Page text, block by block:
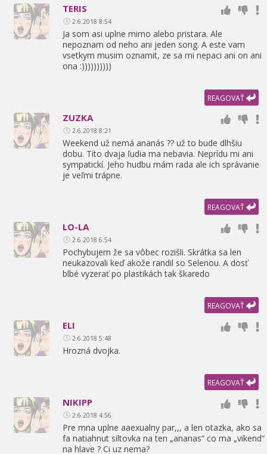
TERIS
2.6.2018 8:54
Ja som asi uplne mimo alebo pristara. Ale
nepoznam od neho ani jeden song. A este vam
vsetkym musim oznamit, ze sa mi nepaci ani on ani
ona :))))))))))
REAGOVAŤ
ZUZKA
2.6.2018 8:21
Weekend už nemá ananás ?? už to bude dlhšiu
dobu. Títo dvaja ľudia ma nebavia. Neprídu mi ani
sympatickí. Jeho hudbu mám rada ale ich správanie
je veľmi trápne.
REAGOVAŤ
LO-LA
2.6.2018 6:54
Pochybujem že sa vôbec rozišli. Skrátka sa len
neukazovali keď akože randil so Selenou. A dosť
blbé vyzerať po plastikách tak škaredo
REAGOVAŤ
ELI
2.6.2018 5:48
Hrozná dvojka.
REAGOVAŤ
NIKIPP
2.6.2018 4:56
Pre mna uplne aaexualny par,,, a len otazka, ako sa
fa natiahnut siltovka na ten „ananas“ co ma „vikend“
na hlave ? Ci uz nema?